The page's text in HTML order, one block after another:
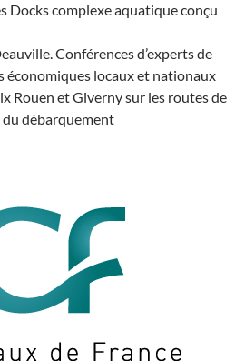
Docks complexe aquatique conçu
Conférences d’experts de
économiques locaux et nationaux
Rouen et Giverny sur les routes de
du débarquement